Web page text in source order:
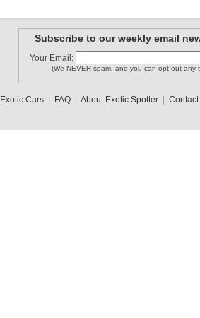
Subscribe to our weekly email
Your Email:
(We NEVER spam, and you can opt out any
Exotic Cars| FAQ| About Exotic Spotter| Contact